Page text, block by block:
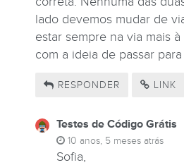
lado devemos mudar de
estar sempre na via mais
com a ideia de passar
RESPONDER LINK
Testes de Código Grátis
10 anos, 5 meses atrás
Sofia,